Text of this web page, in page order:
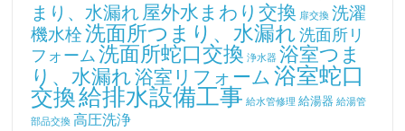
まり、水漏れ屋外水まわり交換 扉交換 洗濯
機水栓洗面所つまり、水漏れ洗面所リ
フォーム洗面所蛇口交換 浄水器 浴室つま
り、水漏れ浴室リフォーム浴室蛇口
交換給排水設備工事 給水管修理 給湯器 給湯管
部品交換 高圧洗浄